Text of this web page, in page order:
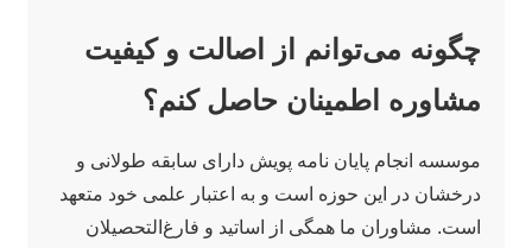
چگونه می‌توانم از اصالت و کیفیت
مشاوره اطمینان حاصل کنم؟
موسسه انجام پایان نامه پویش دارای سابقه طولانی و
درخشان در این حوزه است و به اعتبار علمی خود متعهد
است. مشاوران ما همگی از اساتید و فارغ‌التحصیلان